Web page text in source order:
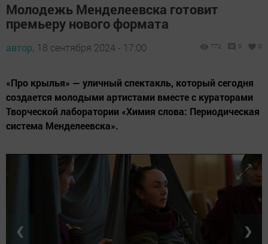
Молодежь Менделеевска готовит
премьеру нового формата
автор, 18 сентября 2024 - 17:00 772 0 0
«Про крылья» — уличный спектакль, который сегодня
создается молодыми артистами вместе с кураторами
Творческой лаборатории «Химия слова: Периодическая
система Менделеевска».
❮ ❯